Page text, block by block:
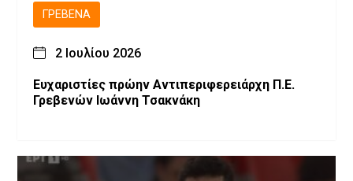
ΓΡΕΒΕΝΆ
2 Ιουλίου 2026
Ευχαριστίες πρώην Αντιπεριφερειάρχη Π.Ε.
Γρεβενών Ιωάννη Τσακνάκη